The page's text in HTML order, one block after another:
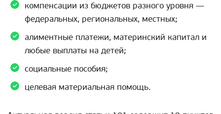
компенсации из бюджетов разного уровня —
федеральных, региональных, местных;
алиментные платежи, материнский капитал и
любые выплаты на детей;
социальные пособия;
целевая материальная помощь.